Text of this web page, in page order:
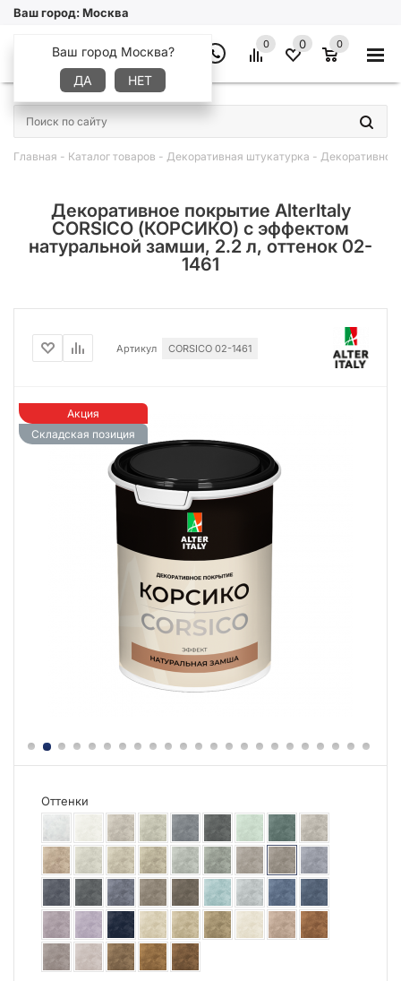
Ваш город:Москва
Ваш город Москва?
ДА
НЕТ
0 0 0
×
Главная - Каталог товаров - Декоративная штукатурка - Декоративное
Декоративное покрытие AlterItaly
CORSICO (КОРСИКО) с эффектом
натуральной замши, 2.2 л, оттенок 02-
1461
Акция
Складская позиция
Артикул CORSICO 02-1461
Оттенки